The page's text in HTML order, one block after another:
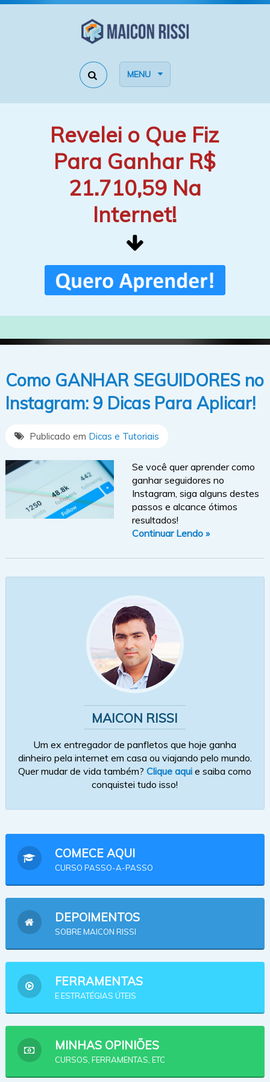
MENU
Revelei o Que Fiz
Para Ganhar R$
21.710,59 Na
Internet!
Como GANHAR SEGUIDORES no
Instagram: 9 Dicas Para Aplicar!
Publicado em Dicas e Tutoriais
Se você quer aprender como
ganhar seguidores no
Instagram, siga alguns destes
passos e alcance ótimos
resultados!
Continuar Lendo »
MAICON RISSI
Um ex entregador de panfletos que hoje ganha
dinheiro pela internet em casa ou viajando pelo mundo.
Quer mudar de vida também?Clique aqui e saiba como
conquistei tudo isso!
COMECE AQUI
CURSO PASSO-A-PASSO
DEPOIMENTOS
SOBRE MAICON RISSI
FERRAMENTAS
E ESTRATÉGIAS ÚTEIS
MINHAS OPINIÕES
CURSOS, FERRAMENTAS, ETC